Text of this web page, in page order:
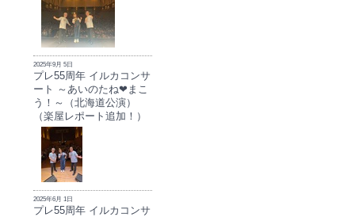
2025年9月 5日
プレ55周年 イルカコンサ
ート ～あいのたね❤まこ
う！～（北海道公演）
（楽屋レポート追加！）
2025年6月 1日
プレ55周年 イルカコンサ